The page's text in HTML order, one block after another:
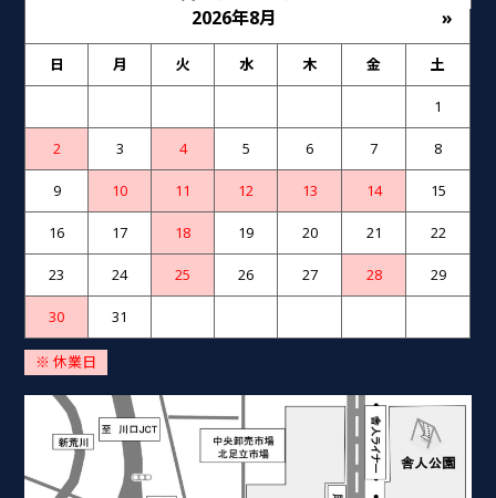
2026年8月
»
日 月 火 水 木 金 土
1
2 3 4 5 6 7 8
9 10 11 12 13 14 15
16 17 18 19 20 21 22
23 24 25 26 27 28 29
30 31
※ 休業日